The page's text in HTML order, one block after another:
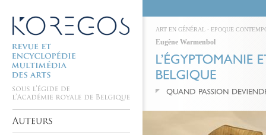
ART EN GÉNÉRAL - EPOQUE
Eugène Warmenbol